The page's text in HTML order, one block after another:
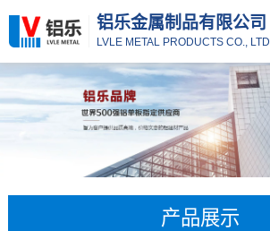
铝乐金属制品有限公司
LVLE METAL PRODUCTS CO., LTD
产品展示